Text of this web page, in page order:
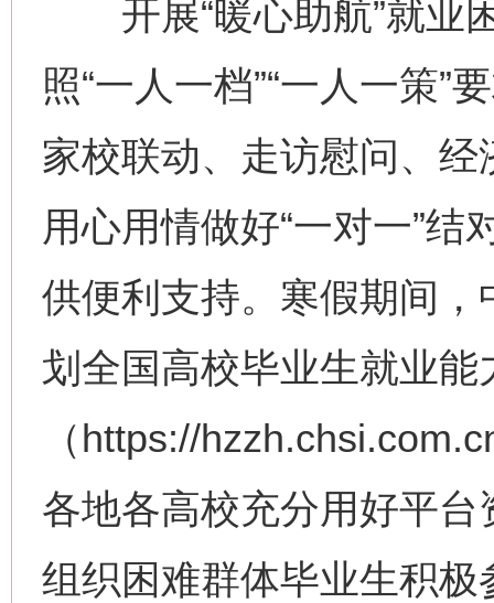
开展“暖心助航”就业
照“一人一档”“一人一策”
家校联动、走访慰问、
用心用情做好“一对一”
供便利支持。寒假期间
划全国高校毕业生就业能
（https://
各地各高校充分用好平
组织困难群体毕业生积